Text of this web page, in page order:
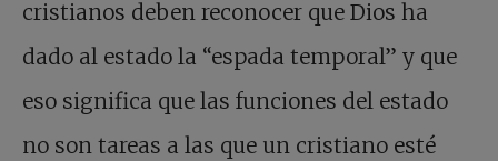
cristianos deben reconocer que Dios ha
dado al estado la “espada temporal” y que
eso significa que las funciones del estado
no son tareas a las que un cristiano esté